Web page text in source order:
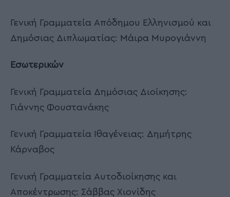
Γενική Γραμματεία Απόδημου Ελληνισμού και
Δημόσιας Διπλωματίας: Μάιρα Μυρογιάννη
Εσωτερικών
Γενική Γραμματεία Δημόσιας Διοίκησης:
Γιάννης Φουστανάκης
Γενική Γραμματεία Ιθαγένειας: Δημήτρης
Κάρναβος
Γενική Γραμματεία Αυτοδιοίκησης και
Αποκέντρωσης: Σάββας Χιονίδης